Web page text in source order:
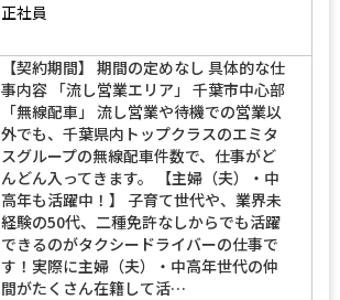
正社員
【契約期間】 期間の定めなし 具体的な仕
事内容 「流し営業エリア」 千葉市中心部
「無線配車」 流し営業や待機での営業以
外でも、千葉県内トップクラスのエミタ
スグループの無線配車件数で、仕事がど
んどん入ってきます。 【主婦（夫）・中
高年も活躍中！】 子育て世代や、業界未
経験の50代、二種免許なしからでも活躍
できるのがタクシードライバーの仕事で
す！実際に主婦（夫）・中高年世代の仲
間がたくさん在籍して活…